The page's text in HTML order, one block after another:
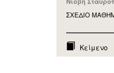
ΣΧΕΔΙΟ
Κείμενο